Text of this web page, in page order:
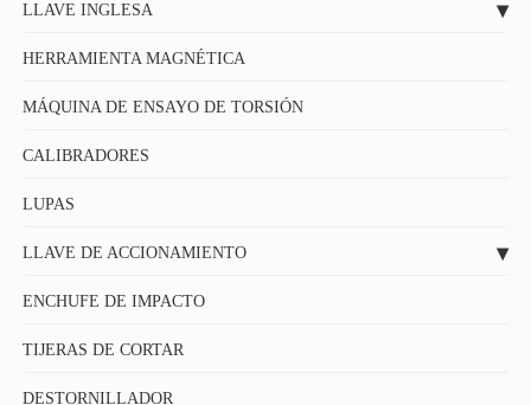
LLAVE INGLESA
HERRAMIENTA MAGNÉTICA
MÁQUINA DE ENSAYO DE TORSIÓN
CALIBRADORES
LUPAS
LLAVE DE ACCIONAMIENTO
ENCHUFE DE IMPACTO
TIJERAS DE CORTAR
DESTORNILLADOR